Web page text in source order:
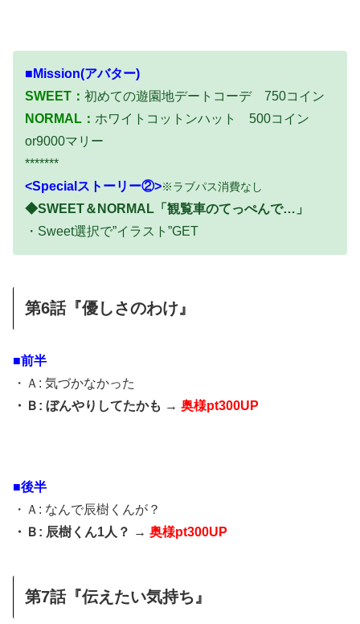
■Mission(アバター)
SWEET： 初めての遊園地デートコーデ 750コイン
NORMAL： ホワイトコットンハット 500コイン
or9000マリー
*******
<Specialストーリー②>※ラブパス消費なし
◆SWEET＆NORMAL「観覧車のてっぺんで…」
・Sweet選択で”イラスト”GET
第6話『優しさのわけ』
■前半
・Ａ: 気づかなかった
・Ｂ: ぼんやりしてたかも → 奥様pt300UP
■後半
・Ａ: なんで辰樹くんが？
・Ｂ: 辰樹くん1人？ → 奥様pt300UP
第7話『伝えたい気持ち』